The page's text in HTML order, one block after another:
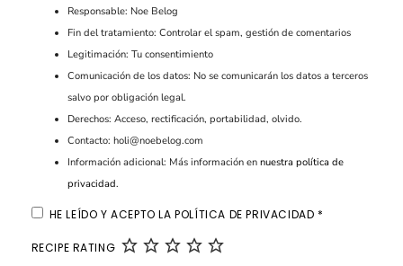
Responsable: Noe Belog
Fin del tratamiento: Controlar el spam, gestión de comentarios
Legitimación: Tu consentimiento
Comunicación de los datos: No se comunicarán los datos a terceros
salvo por obligación legal.
Derechos: Acceso, rectificación, portabilidad, olvido.
Contacto: holi@noebelog.com
Información adicional: Más información en nuestra política de
privacidad.
HE LEÍDO Y ACEPTO LAPOLÍTICA DE PRIVACIDAD *
RECIPE RATING